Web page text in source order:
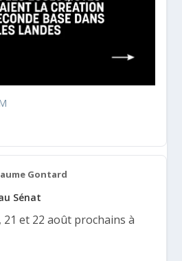
Gontard
Sénat
21 et 22 août prochains à